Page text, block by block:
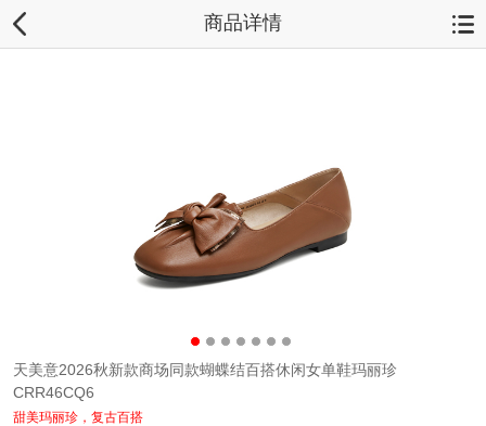
商品详情
天美意2026秋新款商场同款蝴蝶结百搭休闲女单鞋玛丽珍
CRR46CQ6
甜美玛丽珍，复古百搭